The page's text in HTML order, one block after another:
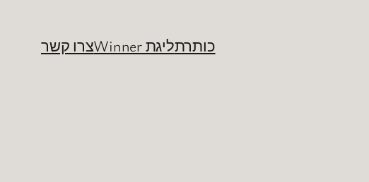
כותרתליגת Winner צרו קשר